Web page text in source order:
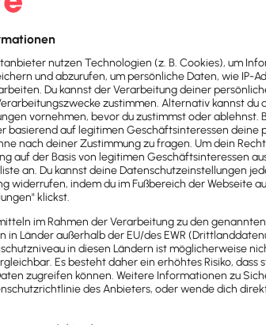
Bank Account Number)
Staatsangehörigen)
Dokumente erforderlich, z. B.: